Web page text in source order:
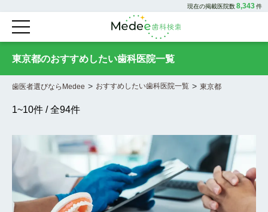
現在の掲載医院数8,343件
東京都のおすすめしたい歯科医院一覧
歯医者選びならMedee > おすすめしたい歯科医院一覧 > 東京都
1~10件 / 全94件